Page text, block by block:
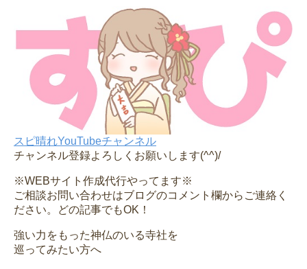
スピ晴れYouTubeチャンネル
チャンネル登録よろしくお願いします(^^)/
※WEBサイト作成代行やってます※
ご相談お問い合わせはブログのコメント欄からご連絡く
ださい。どの記事でもOK！
強い力をもった神仏のいる寺社を
巡ってみたい方へ